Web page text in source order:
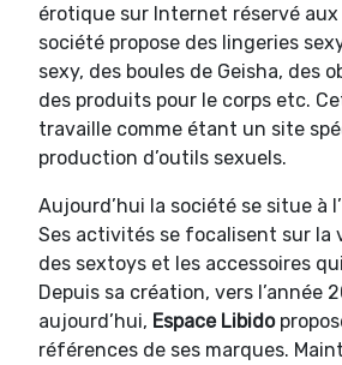
érotique sur Internet réservé
société propose des lingeries
sexy, des boules de Geisha, des
des produits pour le corps etc.
travaille comme étant un site
production d’outils sexuels.
Aujourd’hui la société se situe à
Ses activités se focalisent sur la
des sextoys et les accessoires
Depuis sa création, vers l’année
aujourd’hui, Espace Libido
références de ses marques.